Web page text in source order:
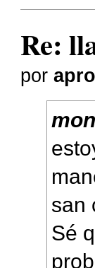
Re:
por
san
Sé